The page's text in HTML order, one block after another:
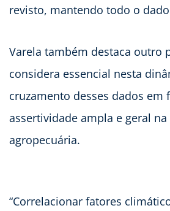
revisto, mantendo todo o
Varela também destaca outro
considera essencial nesta
cruzamento desses dados em
assertividade ampla e geral
agropecuária.
“Correlacionar fatores